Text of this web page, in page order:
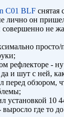
C01 BLF снятая
лично он
не
рефлекторе -
и шут с ней,
перед обзором,
установкой 10
где то